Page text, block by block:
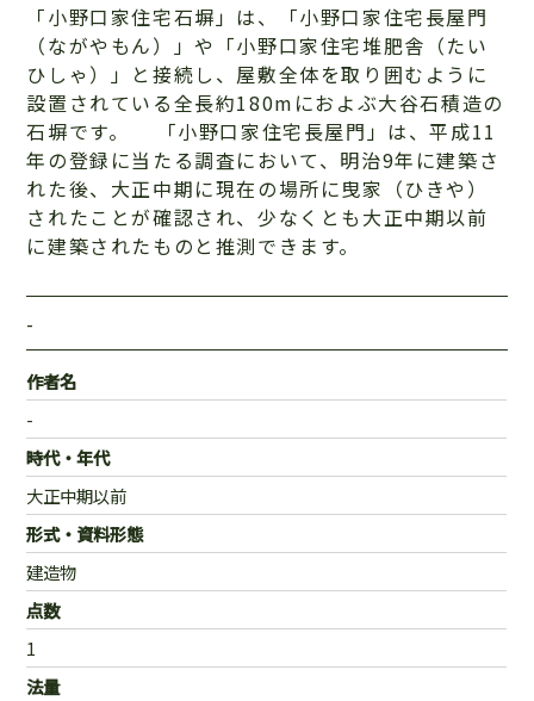
「小野口家住宅石塀」は、「小野口家住宅長屋門
（ながやもん）」や「小野口家住宅堆肥舎（たい
ひしゃ）」と接続し、屋敷全体を取り囲むように
設置されている全長約180mにおよぶ大谷石積造の
石塀です。 「小野口家住宅長屋門」は、平成11
年の登録に当たる調査において、明治9年に建築さ
れた後、大正中期に現在の場所に曳家（ひきや）
されたことが確認され、少なくとも大正中期以前
に建築されたものと推測できます。
-
作者名
-
時代・年代
大正中期以前
形式・資料形態
建造物
点数
1
法量